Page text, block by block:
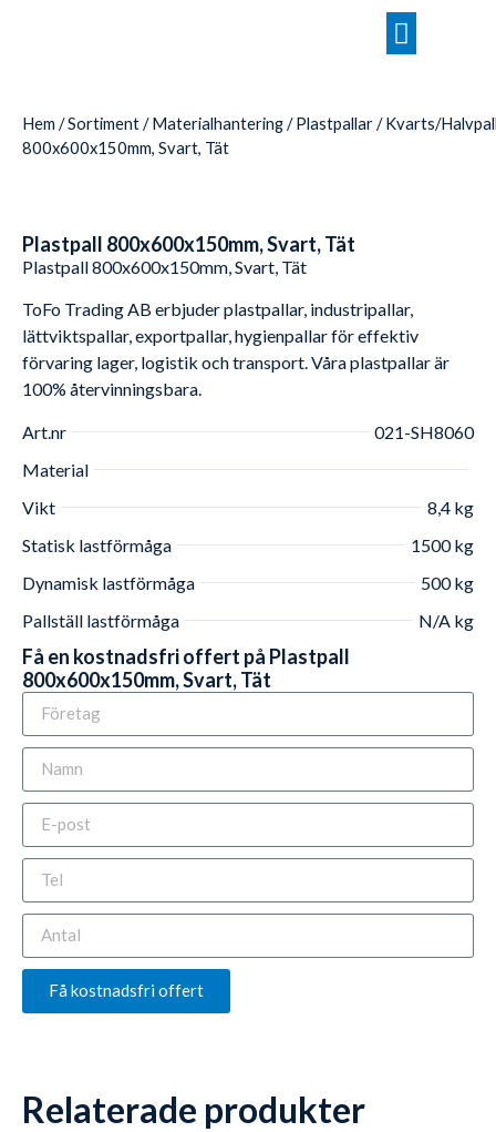
Hem /Sortiment/Materialhantering/Plastpallar/Kvarts/
800x600x150mm, Svart, Tät
Plastpall 800x600x150mm, Svart, Tät
Plastpall 800x600x150mm, Svart, Tät
ToFo Trading AB erbjuder plastpallar, industripallar,
lättviktspallar, exportpallar, hygienpallar för effektiv
förvaring lager, logistik och transport. Våra plastpallar är
100% återvinningsbara.
Art.nr
021-SH8060
Material
Vikt
8,4 kg
Statisk lastförmåga
1500 kg
Dynamisk lastförmåga
500 kg
Pallställ lastförmåga
N/A kg
Få en kostnadsfri offert på Plastpall
800x600x150mm, Svart, Tät
Få kostnadsfri offert
Relaterade produkter